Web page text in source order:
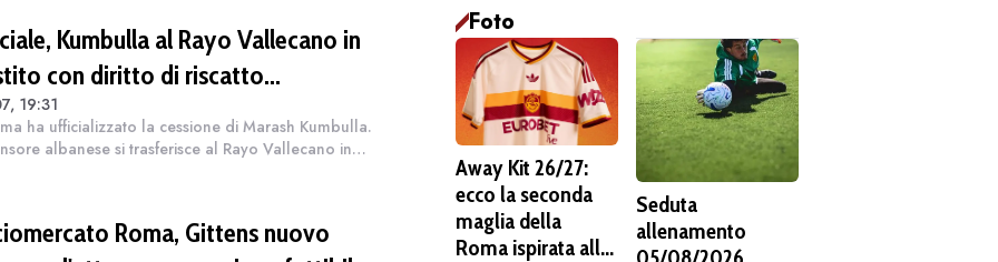
Kumbulla al Rayo Vallecano in
con diritto di riscatto
19:31
ha ufficializzato la cessione di Marash Kumbulla.
albanese si trasferisce al Rayo Vallecano in
Roma, Gittens nuovo
Foto
Away Kit 26/27:
ecco la seconda
maglia della
Roma ispirata alla
Seduta
allenamento